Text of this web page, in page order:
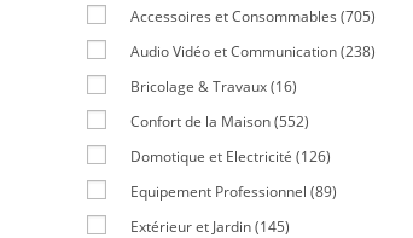
Accessoires et Consommables (705)
Audio Vidéo et Communication(238)
Bricolage & Travaux(16)
Confort de la Maison(552)
Domotique et Electricité (126)
Equipement Professionnel (89)
Extérieur et Jardin(145)